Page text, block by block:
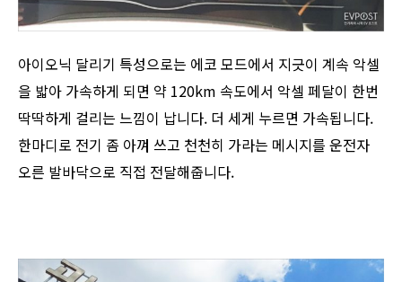
아이오닉 달리기 특성으로는 에코 모드에서 지긋이 계속 악셀
을 밟아 가속하게 되면 약 120km 속도에서 악셀 페달이 한번
딱딱하게 걸리는 느낌이 납니다. 더 세게 누르면 가속됩니다.
한마디로 전기 좀 아껴 쓰고 천천히 가라는 메시지를 운전자
오른 발바닥으로 직접 전달해줍니다.